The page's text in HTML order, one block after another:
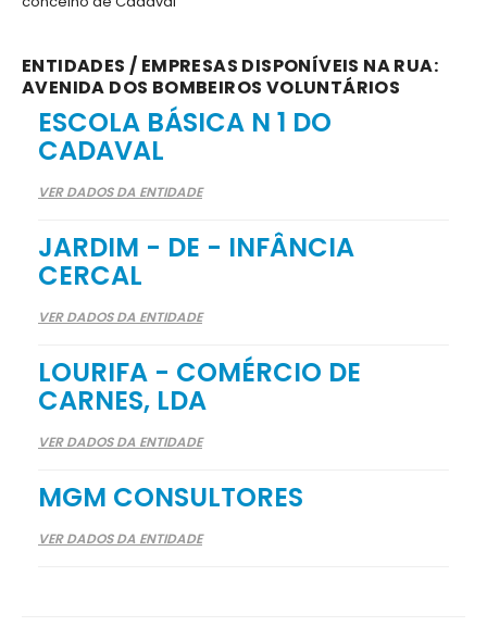
ENTIDADES / EMPRESAS DISPONÍVEIS NA RUA:
AVENIDA DOS BOMBEIROS VOLUNTÁRIOS
ESCOLA BÁSICA N 1 DO
CADAVAL
VER DADOS DA ENTIDADE
JARDIM - DE - INFÂNCIA
CERCAL
VER DADOS DA ENTIDADE
LOURIFA - COMÉRCIO DE
CARNES, LDA
VER DADOS DA ENTIDADE
MGM CONSULTORES
VER DADOS DA ENTIDADE